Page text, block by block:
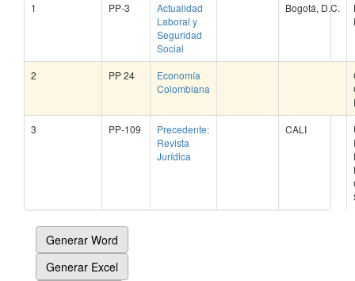
1 PP-3
Actualidad
Laboral y
Seguridad
Social
Bogotá, D.C.
2 PP 24
Economía
Colombiana
3
PP-109
Precedente:
Revista
Jurídica
CALI
Generar Word
Generar Excel